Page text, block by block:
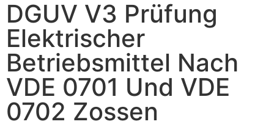
DGUV V3 Prüfung
Elektrischer
Betriebsmittel Nach
VDE 0701 Und VDE
0702 Zossen